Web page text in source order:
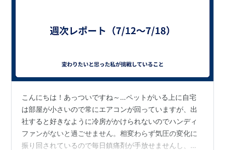
こんにちは！あっついですね～…ペットがいる上に自宅
は部屋が小さいので常にエアコンが回っていますが、出
社すると好きなように冷房がかけられないのでハンディ
ファンがないと過ごせません。相変わらず気圧の変化に
振り回されているので毎日鎮痛剤が手放せませんし、ア